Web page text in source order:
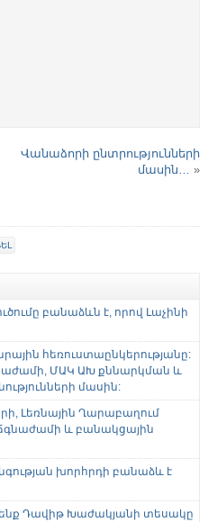
Վանաձորի ընտրությունների
մասին… »
բանաձևն է, որով Լաչինի
հեռուստաընկերությանը:
ՄԱԿ ԱԽ քննարկման և
մասին:
Լեռնային Ղարաբաղում
և բանակցային
խորհրդի բանաձև է
Դավիթ Խաժակյանի տեսակը